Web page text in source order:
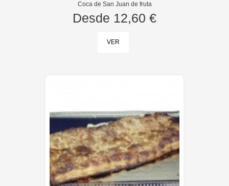
Coca de San Juan de fruta
Desde 12,60 €
VER